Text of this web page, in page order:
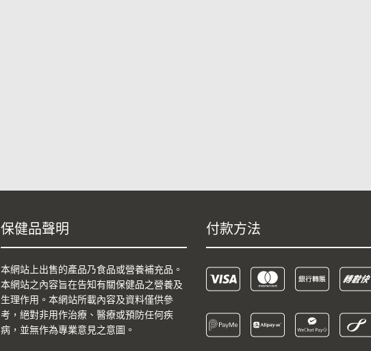
保健品聲明
本網站上出售的產品乃食品或營養補充品。
本網站之內容旨在告知有關保健品之營養及
生理作用。本網站所載內容及資料僅供參
考，絕對非用作治療、醫療或預防任何疾
病，並無作為專業意見之意圖。
付款方法